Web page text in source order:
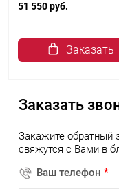
51 550 руб.
Заказать
Заказать
Закажите обратный
свяжутся с Вами в
Ваш телефон *